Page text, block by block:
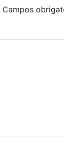
Campos